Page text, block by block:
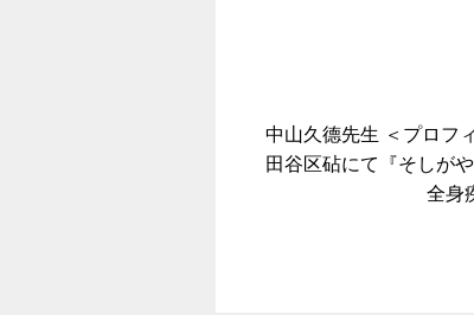
中山久德先生 ＜プロフ
田谷区砧にて『そしが
全身